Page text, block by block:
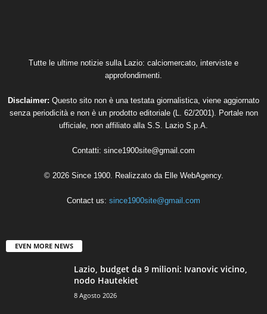
Tutte le ultime notizie sulla Lazio: calciomercato, interviste e
approfondimenti.
Disclaimer: Questo sito non è una testata giornalistica, viene aggiornato
senza periodicità e non è un prodotto editoriale (L. 62/2001). Portale non
ufficiale, non affiliato alla S.S. Lazio S.p.A.
Contatti: since1900site@gmail.com
© 2026 Since 1900. Realizzato da Elle WebAgency.
Contact us: since1900site@gmail.com
EVEN MORE NEWS
Lazio, budget da 9 milioni: Ivanovic vicino,
nodo Hautekiet
8 Agosto 2026